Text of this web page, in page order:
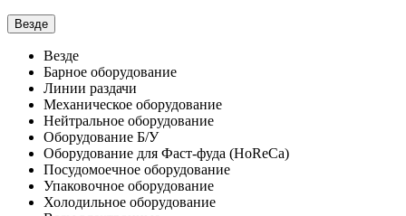
Везде
Везде
Барное оборудование
Линии раздачи
Механическое оборудование
Нейтральное оборудование
Оборудование Б/У
Оборудование для Фаст-фуда (HoReCa)
Посудомоечное оборудование
Упаковочное оборудование
Холодильное оборудование